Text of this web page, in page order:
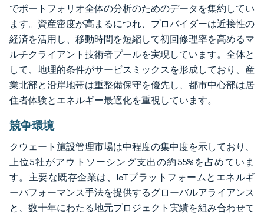
でポートフォリオ全体の分析のためのデータを集約してい
ます。資産密度が高まるにつれ、プロバイダーは近接性の
経済を活用し、移動時間を短縮して初回修理率を高めるマ
ルチクライアント技術者プールを実現しています。全体と
して、地理的条件がサービスミックスを形成しており、産
業北部と沿岸地帯は重整備保守を優先し、都市中心部は居
住者体験とエネルギー最適化を重視しています。
競争環境
クウェート施設管理市場は中程度の集中度を示しており、
上位5社がアウトソーシング支出の約55%を占めていま
す。主要な既存企業は、IoTプラットフォームとエネルギ
ーパフォーマンス手法を提供するグローバルアライアンス
と、数十年にわたる地元プロジェクト実績を組み合わせて